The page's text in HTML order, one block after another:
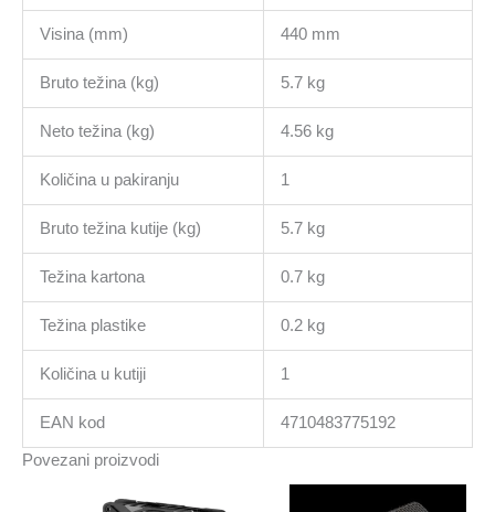
Visina (mm) 440 mm
Bruto težina (kg) 5.7 kg
Neto težina (kg) 4.56 kg
Količina u pakiranju 1
Bruto težina kutije (kg) 5.7 kg
Težina kartona 0.7 kg
Težina plastike 0.2 kg
Količina u kutiji 1
EAN kod 4710483775192
Povezani proizvodi